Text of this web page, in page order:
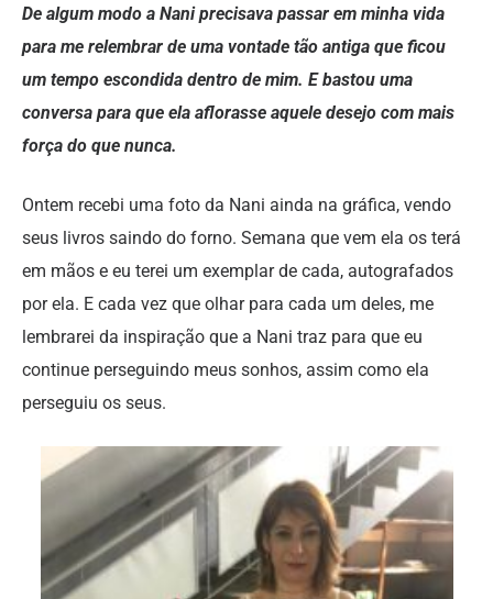
De algum modo a Nani precisava passar em minha vida
para me relembrar de uma vontade tão antiga que ficou
um tempo escondida dentro de mim. E bastou uma
conversa para que ela aflorasse aquele desejo com mais
força do que nunca.
Ontem recebi uma foto da Nani ainda na gráfica, vendo
seus livros saindo do forno. Semana que vem ela os terá
em mãos e eu terei um exemplar de cada, autografados
por ela. E cada vez que olhar para cada um deles, me
lembrarei da inspiração que a Nani traz para que eu
continue perseguindo meus sonhos, assim como ela
perseguiu os seus.